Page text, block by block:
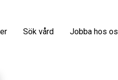
Sök vård Jobba hos